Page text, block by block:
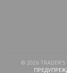
© 2026